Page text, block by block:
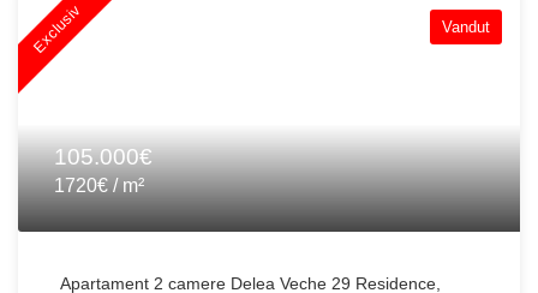
Exclusiv Vandut
105.000€
1720€ / m²
Apartament 2 camere Delea Veche 29 Residence,